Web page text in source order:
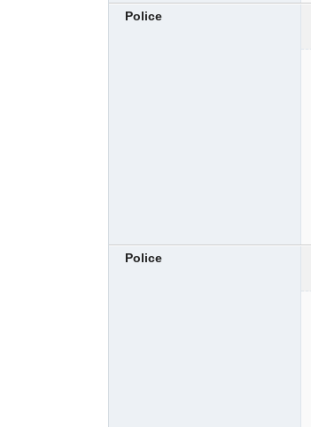
Police
Police